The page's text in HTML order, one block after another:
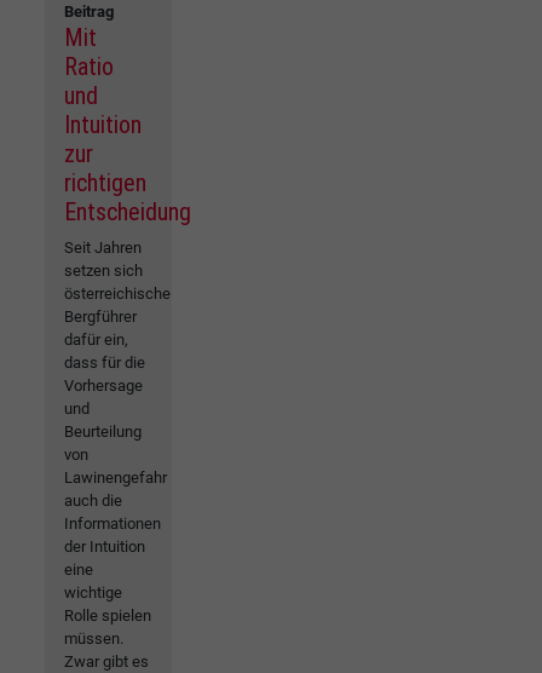
Beitrag
Mit
Ratio
und
Intuition
zur
richtigen
Entscheidung
Seit Jahren
setzen sich
österreichische
Bergführer
dafür ein,
dass für die
Vorhersage
und
Beurteilung
von
Lawinengefahr
auch die
Informationen
der Intuition
eine
wichtige
Rolle spielen
müssen.
Zwar gibt es